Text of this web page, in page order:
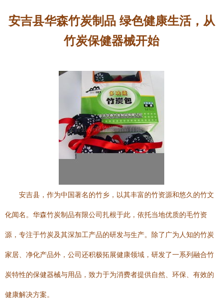
安吉县华森竹炭制品 绿色健康生活，从
竹炭保健器械开始
安吉县，作为中国著名的竹乡，以其丰富的竹资源和悠久的竹文
化闻名。华森竹炭制品有限公司扎根于此，依托当地优质的毛竹资
源，专注于竹炭及其深加工产品的研发与生产。除了广为人知的竹炭
家居、净化产品外，公司还积极拓展健康领域，研发了一系列融合竹
炭特性的保健器械与用品，致力于为消费者提供自然、环保、有效的
健康解决方案。